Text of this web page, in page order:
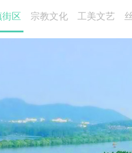
街区 宗教文化 工美文艺